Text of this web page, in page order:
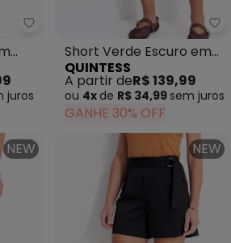
Quintess - Bermuda Branca
juros
Short Verde Escuro em
Tecido de Alfaiataria
QUINTESS
A partir deR$ 139,99
ou 4x de R$ 34,99 sem juros
GANHE 30% OFF
NEW
NEW